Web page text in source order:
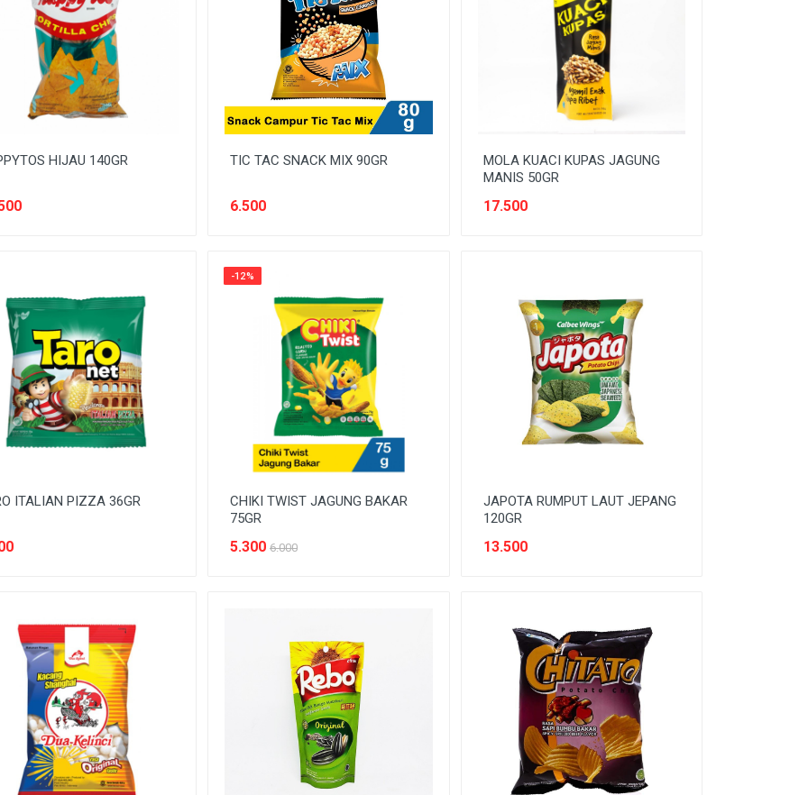
HIJAU 140GR TIC TAC SNACK MIX 90GR
6.500
MOLA KUACI KUPAS JAGUNG
MANIS 50GR
17.500
ITALIAN PIZZA 36GR
-12%
CHIKI TWIST JAGUNG BAKAR
75GR
5.300 6.000
JAPOTA RUMPUT LAUT JEPANG
120GR
13.500